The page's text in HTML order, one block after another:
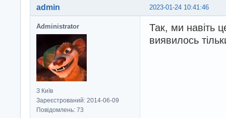
2023-01-24 10:41:46
admin
Administrator
З Київ
Зареєстрований: 2014-06-09
Повідомлень: 73
Так, ми навіть
виявилось